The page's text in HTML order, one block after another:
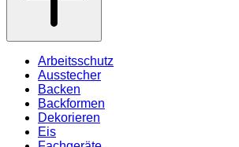
Arbeitsschutz
Ausstecher
Backen
Backformen
Dekorieren
Eis